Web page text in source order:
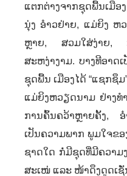
ແຕກຕ່າງຈາກຊຸດພື້ນເມືອ
ນຸ່ງ ອ໋າວຢ່າຍ, ແມ່ຍິງ ຫວ
ຫຼາຍ, ສວມໃສ່ງ່າຍ,
ສະຫງ່າງາມ. ບາງທີອາດ
ຊຸດພື້ນ ເມືອງໄດ້ “ແຊກຊຶ
ແມ່ຍິງຫວຽດນາມ ຢ່າງທໍ
ການຄົ້ນຄວ້າຫຼາຍຄັ້ງ,
ເປັນຄວາມພາກ ພູມໃຈຂ
ຊາດໃດ ກໍ່ມີຊຸດທີ່ມີຄວາມ
ສະເໜ່ ແລະ ໜ້າດຶງດູດເຊັ່